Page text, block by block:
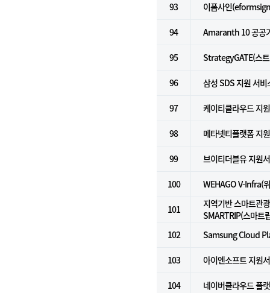
93 이폼사인
94 Amaranth 10 공공
95 StrategyGATE(스
96 삼성 SDS 지원 서비
97 케이티클라우드 지
98 메타넷티플랫폼 지
99 브이티더블유 지원
100 WEHAGO V-Infra(
101
지역기반 스마트관
SMARTRIP(스마트
102
Samsung Cloud
103 아이엔소프트 지원
104 네이버클라우드 플